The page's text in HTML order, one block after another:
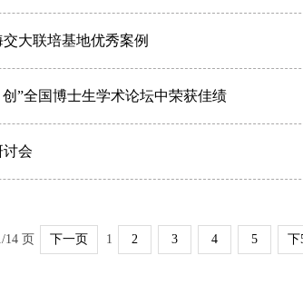
大联培基地优秀案例
”全国博士生学术论坛中荣获佳绩
讨会
14 页 下一页 1 2 3 4 5 下